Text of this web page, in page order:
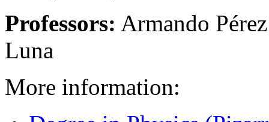
Professors: Armando
Luna
More information: